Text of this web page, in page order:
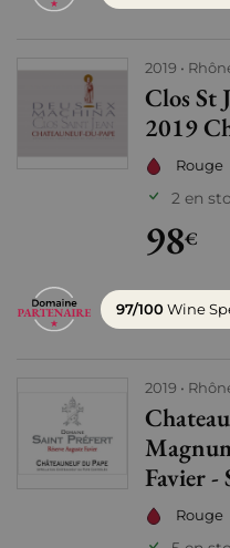
2019
Clos St
2019
Rouge
2 en
98€
97/100Wine
2019
Favier -
Rouge